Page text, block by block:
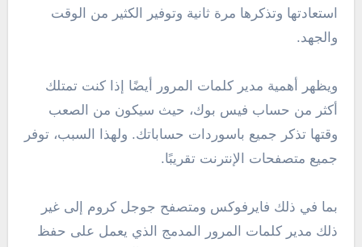
استعادتها وتذكرها مرة ثانية وتوفير الكثير من الوقت
والجهد.
ويظهر أهمية مدير كلمات المرور أيضًا إذا كنت تمتلك
أكثر من حساب فيس بوك، حيث سيكون من الصعب
وقتها تذكر جميع باسوردات حساباتك. ولهذا السبب، توفر
جميع متصفحات الإنترنت تقريبًا.
بما في ذلك فايرفوكس ومتصفح جوجل كروم إلى غير
ذلك مدير كلمات المرور المدمج الذي يعمل على حفظ